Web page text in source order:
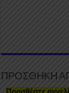
ΠΡΟΣΘΗΚΗ